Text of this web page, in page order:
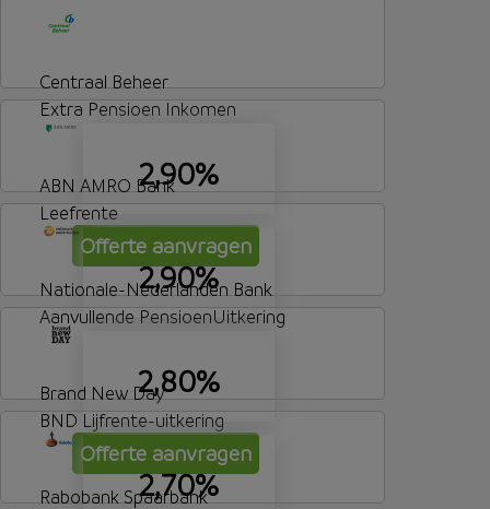
Centraal Beheer
Extra Pensioen Inkomen
2,90%
Offerte aanvragen
ABN AMRO Bank
Leefrente
2,90%
Nationale-Nederlanden Bank
Aanvullende PensioenUitkering
2,80%
Offerte aanvragen
Brand New Day
BND Lijfrente-uitkering
2,70%
Rabobank Spaarbank